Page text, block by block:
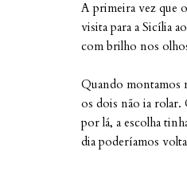
A primeira vez que
visita para a Sicília
com brilho nos
Quando montamos
os dois não ia rolar.
por lá, a escolha
dia poderíamos